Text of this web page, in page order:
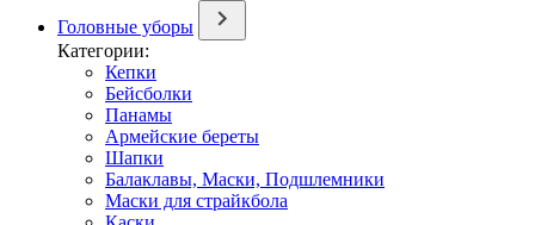
Головные уборы
Категории:
Кепки
Бейсболки
Панамы
Армейские береты
Шапки
Балаклавы, Маски, Подшлемники
Маски для страйкбола